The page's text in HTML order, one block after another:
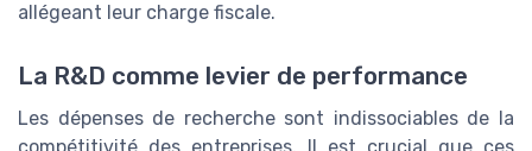
allégeant leur charge fiscale.
La R&D comme levier de performance
Les dépenses de recherche sont indissociables de la